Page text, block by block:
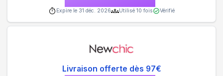
Expire le 31 déc. 2026 Utilisé 10 fois Vérifié
Livraison offerte dès 97€